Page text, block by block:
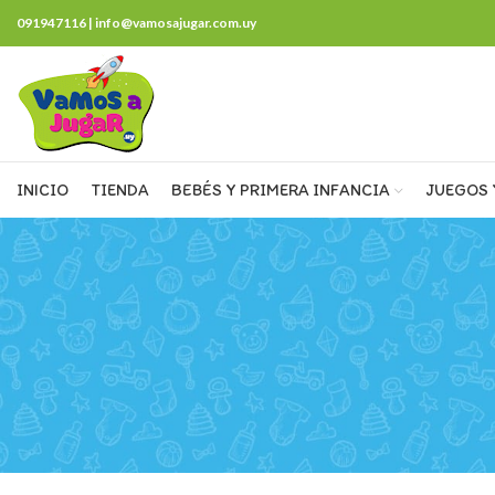
091947116 | info@vamosajugar.com.uy
INICIO TIENDA BEBÉS Y PRIMERA INFANCIA JUEGOS